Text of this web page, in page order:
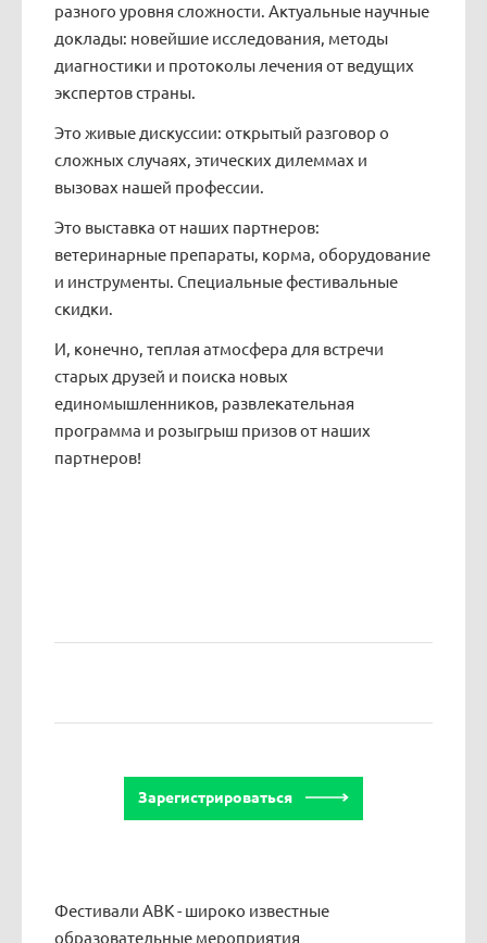
разного уровня сложности. Актуальные научные
доклады: новейшие исследования, методы
диагностики и протоколы лечения от ведущих
экспертов страны.
Это живые дискуссии: открытый разговор о
сложных случаях, этических дилеммах и
вызовах нашей профессии.
Это выставка от наших партнеров:
ветеринарные препараты, корма, оборудование
и инструменты. Специальные фестивальные
скидки.
И, конечно, теплая атмосфера для встречи
старых друзей и поиска новых
единомышленников, развлекательная
программа и розыгрыш призов от наших
партнеров!
Зарегистрироваться
Фестивали АВК - широко известные
образовательные мероприятия